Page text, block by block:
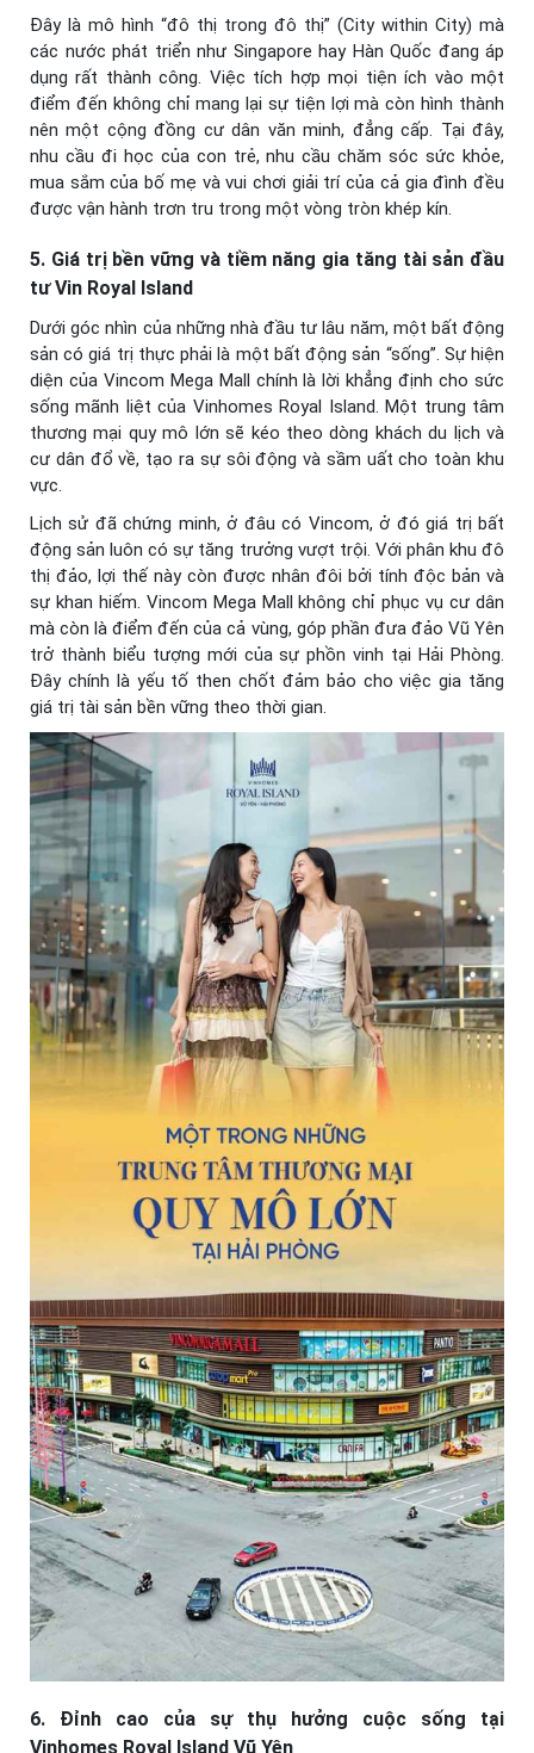
Đây là mô hình “đô thị trong đô thị” (City within City) mà
các nước phát triển như Singapore hay Hàn Quốc đang áp
dụng rất thành công. Việc tích hợp mọi tiện ích vào một
điểm đến không chỉ mang lại sự tiện lợi mà còn hình thành
nên một cộng đồng cư dân văn minh, đẳng cấp. Tại đây,
nhu cầu đi học của con trẻ, nhu cầu chăm sóc sức khỏe,
mua sắm của bố mẹ và vui chơi giải trí của cả gia đình đều
được vận hành trơn tru trong một vòng tròn khép kín.
5. Giá trị bền vững và tiềm năng gia tăng tài sản đầu
tư Vin Royal Island
Dưới góc nhìn của những nhà đầu tư lâu năm, một bất động
sản có giá trị thực phải là một bất động sản “sống”. Sự hiện
diện của Vincom Mega Mall chính là lời khẳng định cho sức
sống mãnh liệt của Vinhomes Royal Island. Một trung tâm
thương mại quy mô lớn sẽ kéo theo dòng khách du lịch và
cư dân đổ về, tạo ra sự sôi động và sầm uất cho toàn khu
vực.
Lịch sử đã chứng minh, ở đâu có Vincom, ở đó giá trị bất
động sản luôn có sự tăng trưởng vượt trội. Với phân khu đô
thị đảo, lợi thế này còn được nhân đôi bởi tính độc bản và
sự khan hiếm. Vincom Mega Mall không chỉ phục vụ cư dân
mà còn là điểm đến của cả vùng, góp phần đưa đảo Vũ Yên
trở thành biểu tượng mới của sự phồn vinh tại Hải Phòng.
Đây chính là yếu tố then chốt đảm bảo cho việc gia tăng
giá trị tài sản bền vững theo thời gian.
6. Đỉnh cao của sự thụ hưởng cuộc sống tại
Vinhomes Royal Island Vũ Yên